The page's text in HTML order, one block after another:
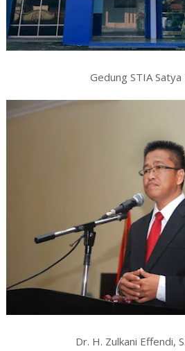
Gedung STIA
Dr. H. Zulkani Effendi,